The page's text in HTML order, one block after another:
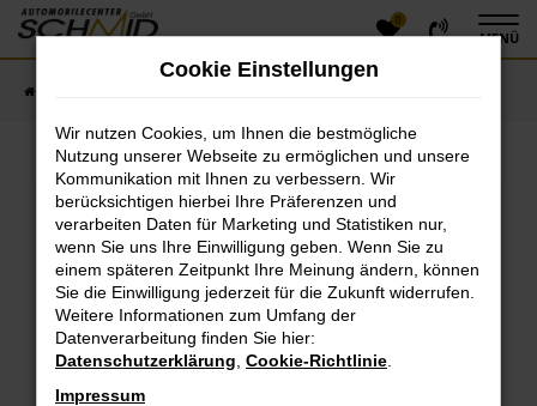
Zum
Hauptinhalt
0
MENÜ
Fehler: Network Error
Beim Laden ist ein Fehler aufgetreten.
Hier sind ein paar Tipps, die dir helfen können:
Überprüfe deine Firewall und deine
Internetverbindung.
Laden andere Webseiten, zum Beispiel deine
Suchmaschine?
Cookie Einstellungen
Wir nutzen Cookies, um Ihnen die bestmögliche
Nutzung unserer Webseite zu ermöglichen und unsere
Kommunikation mit Ihnen zu verbessern. Wir
berücksichtigen hierbei Ihre Präferenzen und
verarbeiten Daten für Marketing und Statistiken nur,
wenn Sie uns Ihre Einwilligung geben. Wenn Sie zu
einem späteren Zeitpunkt Ihre Meinung ändern, können
Sie die Einwilligung jederzeit für die Zukunft widerrufen.
Weitere Informationen zum Umfang der
Datenverarbeitung finden Sie hier:
Datenschutzerklärung Cookie-Richtlinie
Impressum